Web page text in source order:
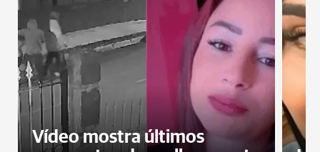
Vídeo mostra últimos